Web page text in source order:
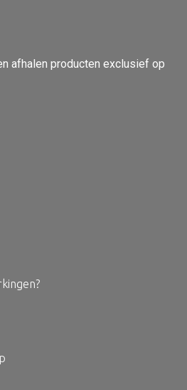
afhalen producten exclusief op